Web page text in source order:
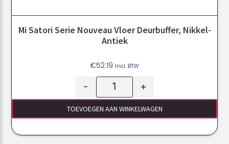
Mi Satori Serie Nouveau Vloer Deurbuffer, Nikkel-
Antiek
€52.19 Incl. BTW
- +
TOEVOEGEN AAN WINKELWAGEN